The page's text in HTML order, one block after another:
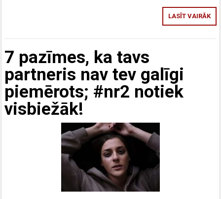
LASĪT VAIRĀK
7 pazīmes, ka tavs
partneris nav tev galīgi
piemērots; #nr2 notiek
visbiežāk!